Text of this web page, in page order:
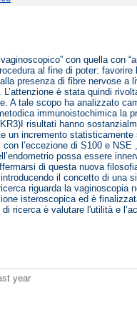
con quella con
al fine di poter:
presenza di fibre nervose a
è stata quindi
A tale scopo ha analizzato
immunoistochimica la
risultati hanno
un incremento
l’eccezione di S100 e
possa essere
di questa nuova
il concetto di una
riguarda la vaginoscopia
isteroscopica ed è
ricerca è valutare l'utilità e
year